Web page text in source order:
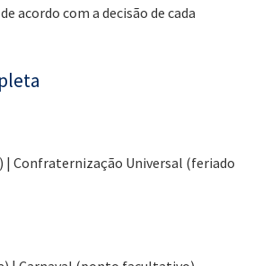
acordo com a decisão de cada
| Confraternização Universal (feriado